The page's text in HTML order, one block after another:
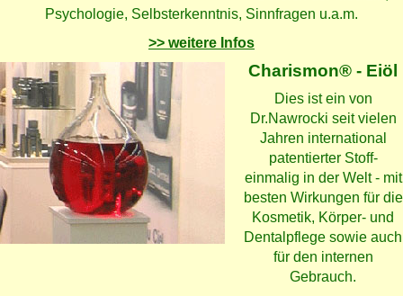
Psychologie, Selbsterkenntnis, Sinnfragen u.a.m.
>> weitere Infos
Charismon® - Eiöl
Dies ist ein von
Dr.Nawrocki seit vielen
Jahren international
patentierter Stoff-
einmalig in der Welt - mit
besten Wirkungen für die
Kosmetik, Körper- und
Dentalpflege sowie auch
für den internen
Gebrauch.